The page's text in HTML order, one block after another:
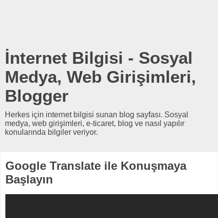
İnternet Bilgisi - Sosyal
Medya, Web Girişimleri,
Blogger
Herkes için internet bilgisi sunan blog sayfası. Sosyal
medya, web girişimleri, e-ticaret, blog ve nasıl yapılır
konularında bilgiler veriyor.
Google Translate ile Konuşmaya
Başlayın